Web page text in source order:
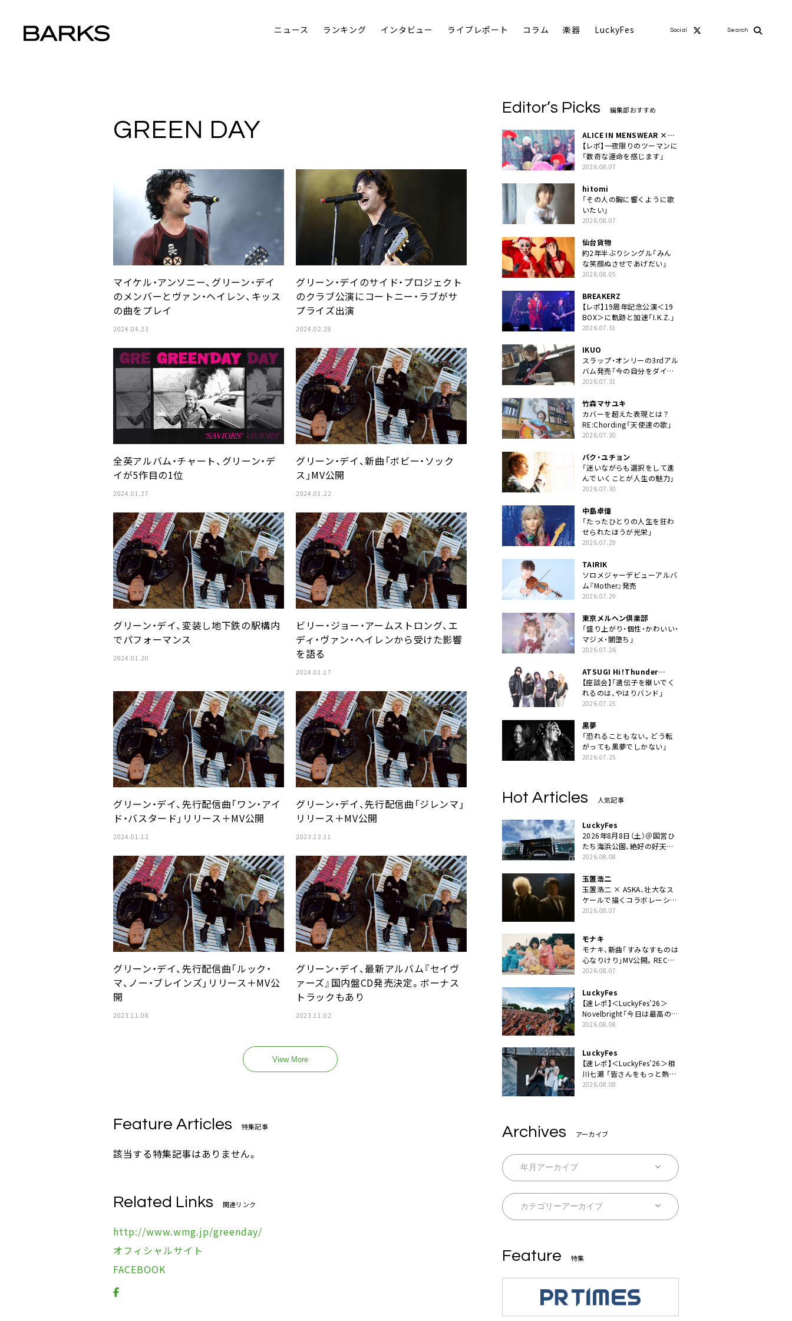
ニュース ランキング インタビュー ライブレポート コラム 楽器 LuckyFes Social Search
GREEN DAY
マイケル・アンソニー、グリーン・デイ
のメンバーとヴァン・ヘイレン、キッス
の曲をプレイ
2024.04.23
グリーン・デイのサイド・プロジェクト
のクラブ公演にコートニー・ラブがサ
プライズ出演
2024.02.28
全英アルバム・チャート、グリーン・デ
イが5作目の1位
2024.01.27
グリーン・デイ、新曲「ボビー・ソック
ス」MV公開
2024.01.22
グリーン・デイ、変装し地下鉄の駅構内
でパフォーマンス
2024.01.20
ビリー・ジョー・アームストロング、エ
ディ・ヴァン・ヘイレンから受けた影響
を語る
2024.01.17
グリーン・デイ、先行配信曲「ワン・アイ
ド・バスタード」リリース＋MV公開
2024.01.12
グリーン・デイ、先行配信曲「ジレンマ」
リリース＋MV公開
2023.12.11
グリーン・デイ、先行配信曲「ルック・
マ、ノー・ブレインズ」リリース＋MV公
開
2023.11.08
グリーン・デイ、最新アルバム『セイヴ
ァーズ』国内盤CD発売決定。ボーナス
トラックもあり
2023.11.02
View More
Feature Articles 特集記事
該当する特集記事はありません。
Related Links 関連リンク
http://www.wmg.jp/greenday/
オフィシャルサイト
FACEBOOK
Editor’s Picks 編集部おすすめ
ALICE IN MENSWEAR ×
MASCHERA
【レポ】一夜限りのツーマンに
「数奇な運命を感じます」
2026.08.07
hitomi
「その人の胸に響くように歌
いたい」
2026.08.07
仙台貨物
約2年半ぶりシングル「みん
な笑顔ぬさせであげだい」
2026.08.05
BREAKERZ
【レポ】19周年記念公演＜19
BOX＞に軌跡と加速「I.K.Z.」
2026.07.31
IKUO
スラップ・オンリーの3rdアル
バム発売「今の自分をダイレ
クトに」
2026.07.31
竹森マサユキ
カバーを超えた表現とは？
RE:Chording「天使達の歌」
2026.07.30
パク・ユチョン
「迷いながらも選択をして進
んでいくことが人生の魅力」
2026.07.30
中島卓偉
「たったひとりの人生を狂わ
せられたほうが光栄」
2026.07.29
TAIRIK
ソロメジャーデビューアルバ
ム『Mother』発売
2026.07.29
東京メルヘン倶楽部
「盛り上がり・個性・かわいい・
マジメ・闇堕ち」
2026.07.26
ATSUGI Hi！Thunder
Rock Festival
【座談会】「遺伝子を継いでく
れるのは、やはりバンド」
2026.07.25
黒夢
「恐れることもない。どう転
がっても黒夢でしかない」
2026.07.25
Hot Articles 人気記事
LuckyFes
2026年8月8日（土）＠国営ひ
たち海浜公園、絶好の好天の
中＜LuckyFes’26＞開幕
2026.08.08
玉置浩二
玉置浩二 × ASKA、壮大なス
ケールで描くコラボレーショ
ン曲「音銀河」リリース決定。
2026.08.07
モナキ
モナキ、新曲「すみなすものは
心なりけり」MV公開。RECの
ギターにEvery Little Thing・
2026.08.07
LuckyFes
【速レポ】＜LuckyFes’26＞
Novelbright「今日は最高のフ
ェス日和。最高の休日を、最
2026.08.08
LuckyFes
【速レポ】＜LuckyFes’26＞相
川七瀬 「皆さんをもっと熱
く、熱く、熱く盛り上げていき
2026.08.08
Archives アーカイブ
Feature 特集